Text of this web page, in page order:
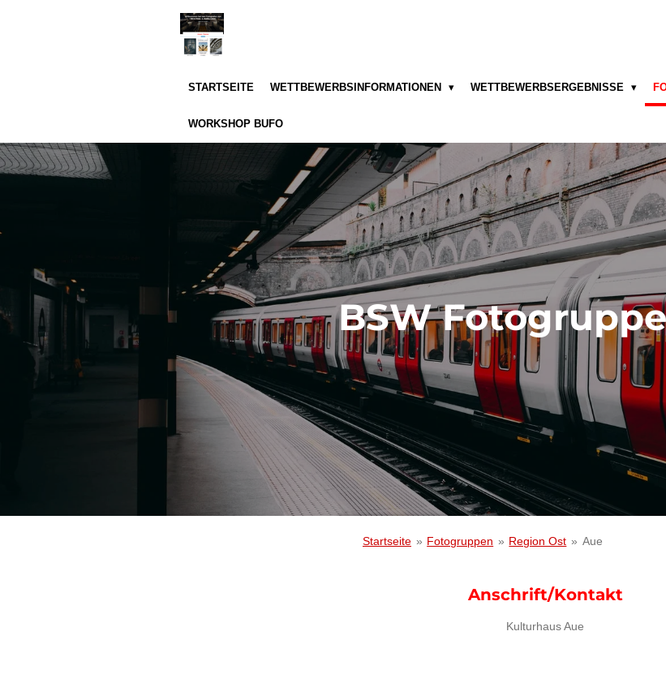
STARTSEITE WETTBEWERBSINFORMATIONEN WETTBEWERBSERGEBNISSE
WORKSHOP BUFO
BSW
Startseite » Fotogruppen » Region Ost » Aue
Anschrift/Kontakt
Kulturhaus Aue